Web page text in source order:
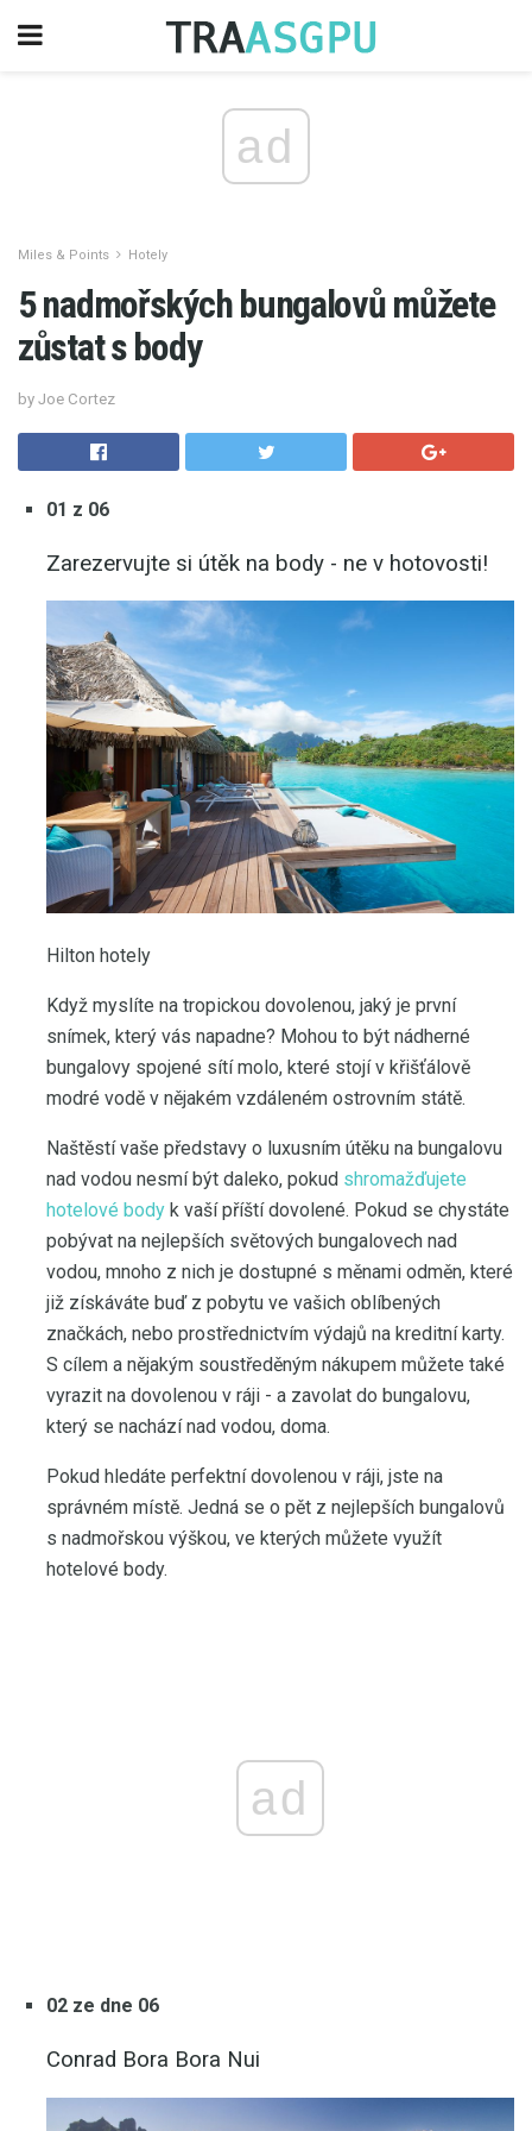
ad
Miles & Points Hotely
5 nadmořských bungalovů můžete
zůstat s body
by Joe Cortez
01 z 06
Zarezervujte si útěk na body - ne v hotovosti!
Hilton hotely
Když myslíte na tropickou dovolenou, jaký je první
snímek, který vás napadne? Mohou to být nádherné
bungalovy spojené sítí molo, které stojí v křišťálově
modré vodě v nějakém vzdáleném ostrovním státě.
Naštěstí vaše představy o luxusním útěku na bungalovu
nad vodou nesmí být daleko, pokud shromažďujete
hotelové body k vaší příští dovolené. Pokud se chystáte
pobývat na nejlepších světových bungalovech nad
vodou, mnoho z nich je dostupné s měnami odměn, které
již získáváte buď z pobytu ve vašich oblíbených
značkách, nebo prostřednictvím výdajů na kreditní karty.
S cílem a nějakým soustředěným nákupem můžete také
vyrazit na dovolenou v ráji - a zavolat do bungalovu,
který se nachází nad vodou, doma.
Pokud hledáte perfektní dovolenou v ráji, jste na
správném místě. Jedná se o pět z nejlepších bungalovů
s nadmořskou výškou, ve kterých můžete využít
hotelové body.
ad
02 ze dne 06
Conrad Bora Bora Nui